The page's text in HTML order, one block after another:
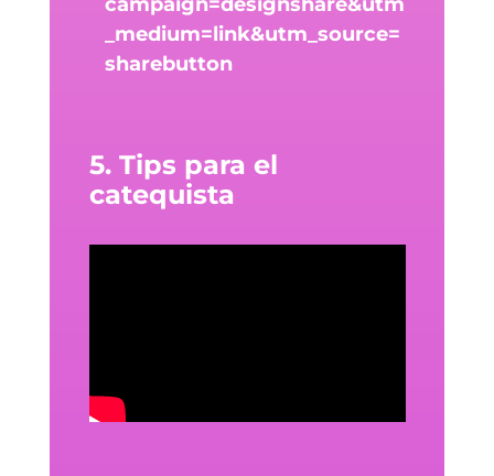
_medium=link&utm_source=
sharebutton
5. Tips para el
catequista